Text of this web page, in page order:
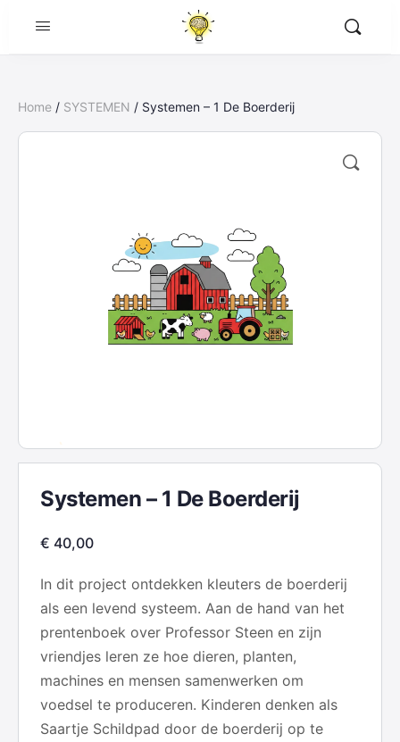
Home / SYSTEMEN / Systemen – 1 De Boerderij
Systemen – 1 De Boerderij
€ 40,00
In dit project ontdekken kleuters de boerderij
als een levend systeem. Aan de hand van het
prentenboek over Professor Steen en zijn
vriendjes leren ze hoe dieren, planten,
machines en mensen samenwerken om
voedsel te produceren. Kinderen denken als
Saartje Schildpad door de boerderij op te